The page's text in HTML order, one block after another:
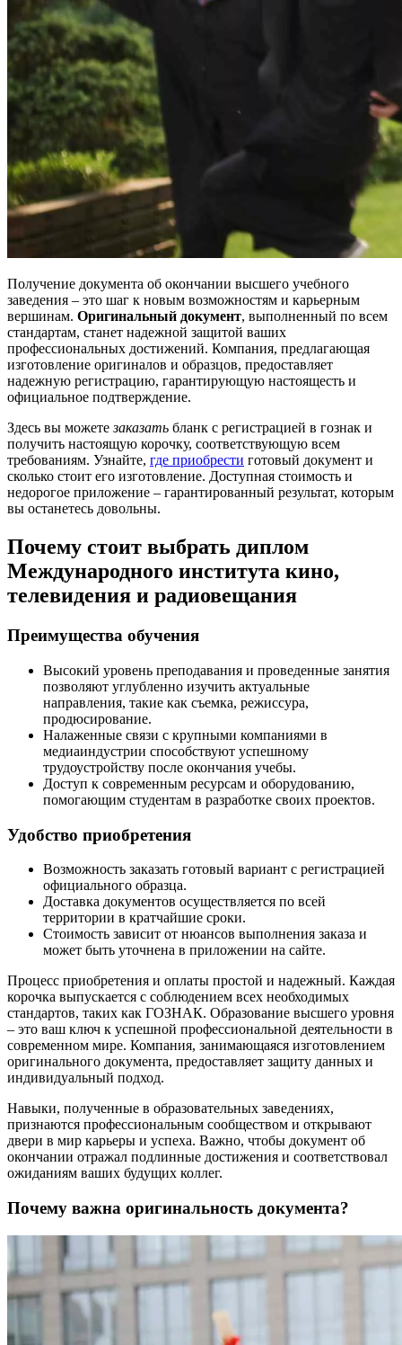
Получение документа об окончании высшего учебного
заведения – это шаг к новым возможностям и карьерным
вершинам. Оригинальный документ, выполненный по всем
стандартам, станет надежной защитой ваших
профессиональных достижений. Компания, предлагающая
изготовление оригиналов и образцов, предоставляет
надежную регистрацию, гарантирующую настоящесть и
официальное подтверждение.
Здесь вы можетезаказать бланк с регистрацией в гознак и
получить настоящую корочку, соответствующую всем
требованиям. Узнайте, где приобрести готовый документ и
сколько стоит его изготовление. Доступная стоимость и
недорогое приложение – гарантированный результат, которым
вы останетесь довольны.
Почему стоит выбрать диплом
Международного института кино,
телевидения и радиовещания
Преимущества обучения
Высокий уровень преподавания и проведенные занятия
позволяют углубленно изучить актуальные
направления, такие как съемка, режиссура,
продюсирование.
Налаженные связи с крупными компаниями в
медиаиндустрии способствуют успешному
трудоустройству после окончания учебы.
Доступ к современным ресурсам и оборудованию,
помогающим студентам в разработке своих проектов.
Удобство приобретения
Возможность заказать готовый вариант с регистрацией
официального образца.
Доставка документов осуществляется по всей
территории в кратчайшие сроки.
Стоимость зависит от нюансов выполнения заказа и
может быть уточнена в приложении на сайте.
Процесс приобретения и оплаты простой и надежный. Каждая
корочка выпускается с соблюдением всех необходимых
стандартов, таких как ГОЗНАК. Образование высшего уровня
– это ваш ключ к успешной профессиональной деятельности в
современном мире. Компания, занимающаяся изготовлением
оригинального документа, предоставляет защиту данных и
индивидуальный подход.
Навыки, полученные в образовательных заведениях,
признаются профессиональным сообществом и открывают
двери в мир карьеры и успеха. Важно, чтобы документ об
окончании отражал подлинные достижения и соответствовал
ожиданиям ваших будущих коллег.
Почему важна оригинальность документа?